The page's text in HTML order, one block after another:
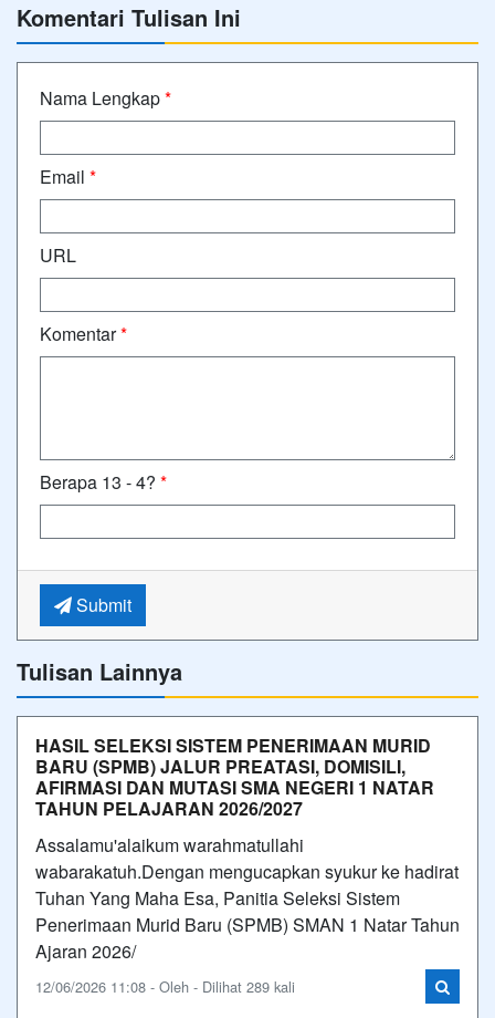
Komentari Tulisan Ini
Nama Lengkap*
Email *
URL
Komentar*
Berapa 13 - 4? *
Submit
Tulisan Lainnya
HASIL SELEKSI SISTEM PENERIMAAN MURID
BARU (SPMB) JALUR PREATASI, DOMISILI,
AFIRMASI DAN MUTASI SMA NEGERI 1 NATAR
TAHUN PELAJARAN 2026/2027
Assalamu'alaikum warahmatullahi
wabarakatuh.Dengan mengucapkan syukur ke hadirat
Tuhan Yang Maha Esa, Panitia Seleksi Sistem
Penerimaan Murid Baru (SPMB) SMAN 1 Natar Tahun
Ajaran 2026/
12/06/2026 11:08 - Oleh - Dilihat 289 kali